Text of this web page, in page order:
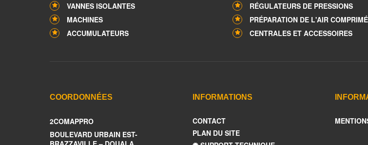
VANNES ISOLANTES
RÉGULATEURS DE PRESSIONS
MACHINES
PRÉPARATION DE L'AIR COMPRIMÉ
ACCUMULATEURS
CENTRALES ET ACCESSOIRES
COORDONNÉES
2COMAPPRO
BOULEVARD URBAIN EST-
INFORMATIONS
CONTACT
PLAN DU SITE